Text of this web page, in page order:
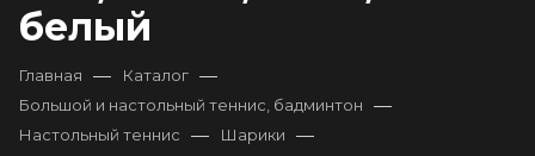
белый
Главная — Каталог —
Большой и настольный теннис, бадминтон —
Настольный теннис — Шарики —